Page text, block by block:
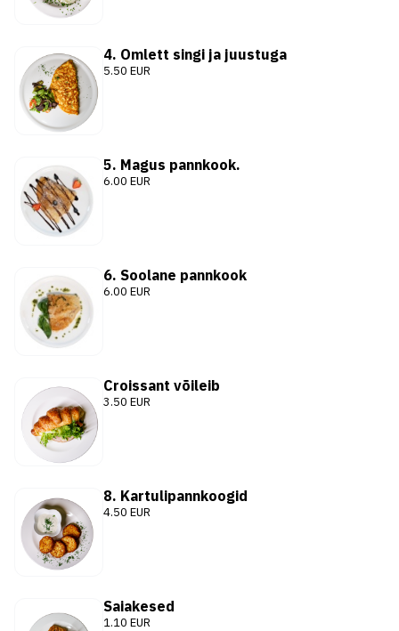
4. Omlett singi ja juustuga
5.50 EUR
5. Magus pannkook.
6.00 EUR
6. Soolane pannkook
6.00 EUR
Croissant võileib
3.50 EUR
8. Kartulipannkoogid
4.50 EUR
Saiakesed
1.10 EUR